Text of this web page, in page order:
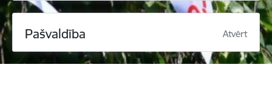
Pašvaldība Atvērt